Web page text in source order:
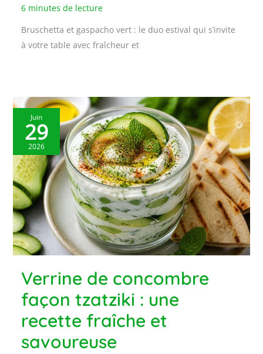
6 minutes de lecture
Bruschetta et gaspacho vert : le duo estival qui s’invite
à votre table avec fraîcheur et
Juin
29
2026
Verrine de concombre
façon tzatziki : une
recette fraîche et
savoureuse